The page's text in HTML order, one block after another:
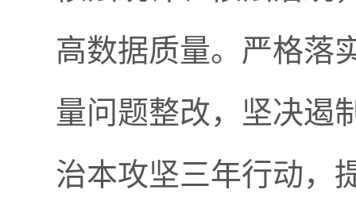
高数据质量。严格落
量问题整改，坚决遏
治本攻坚三年行动，